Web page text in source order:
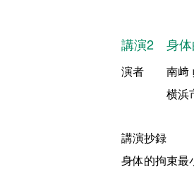
講演2 身体
演者 南﨑
横浜市立
講演抄録
身体的拘束最